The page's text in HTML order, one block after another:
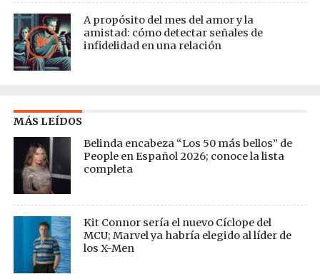
A propósito del mes del amor y la
amistad: cómo detectar señales de
infidelidad en una relación
MÁS LEÍDOS
Belinda encabeza “Los 50 más bellos” de
People en Español 2026; conoce la lista
completa
Kit Connor sería el nuevo Cíclope del
MCU; Marvel ya habría elegido al líder de
los X-Men